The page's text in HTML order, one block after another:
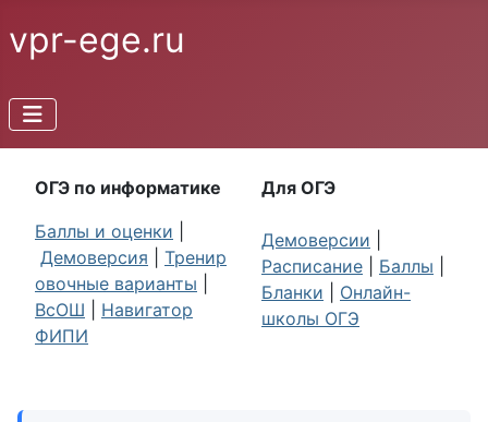
vpr-ege.ru
ОГЭ по информатике
Баллы и оценки
Демоверсия
Тренир
овочные варианты
ВсОШ
Навигатор
ФИПИ
Для ОГЭ
Демоверсии
Расписание
Баллы
Бланки
Онлайн-
школы ОГЭ